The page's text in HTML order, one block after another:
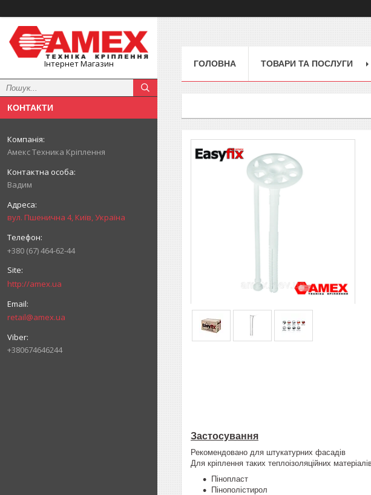
Інтернет Магазин
КОНТАКТИ
Амекс Техника Кріплення
Вадим
вул. Пшенична 4, Київ, Україна
+380 (67) 464-62-44
http://amex.ua
retail@amex.ua
+380674646244
ГОЛОВНА ТОВАРИ ТА ПОСЛУГИ
Застосування
Рекомендовано для штукатурних фасадів
Для кріплення таких теплоізоляційних
Пінопласт
Пінополістирол